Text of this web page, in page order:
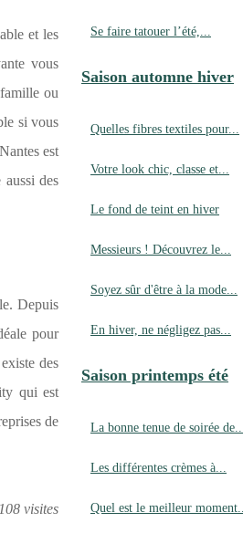
et les
vous
ou
si vous
est
des
Depuis
pour
des
qui est
de
visites
Se faire tatouer l’été,...
Saison automne hiver
Quelles fibres textiles pour...
Votre look chic, classe et...
Le fond de teint en hiver
Messieurs ! Découvrez le...
Soyez sûr d'être à la mode...
En hiver, ne négligez pas...
Saison printemps été
La bonne tenue de soirée de...
Les différentes crèmes à...
Quel est le meilleur moment...